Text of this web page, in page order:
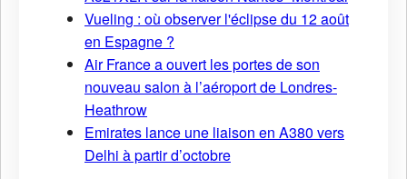
Vueling : où observer l'éclipse du 12 août
en Espagne ?
Air France a ouvert les portes de son
nouveau salon à l’aéroport de Londres-
Heathrow
Emirates lance une liaison en A380 vers
Delhi à partir d’octobre